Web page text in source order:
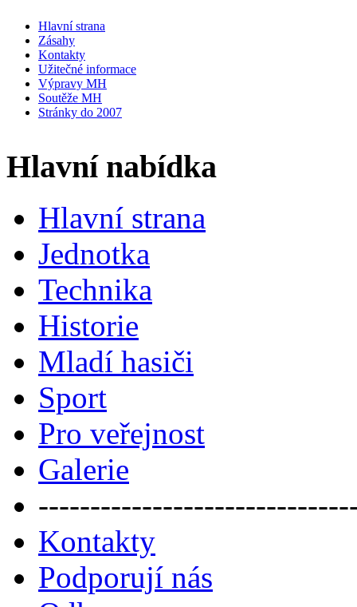
Hlavní strana
Zásahy
Kontakty
Užitečné informace
Výpravy MH
Soutěže MH
Stránky do 2007
Hlavní nabídka
Hlavní strana
Jednotka
Technika
Historie
Mladí hasiči
Sport
Pro veřejnost
Galerie
Kontakty
Podporují nás